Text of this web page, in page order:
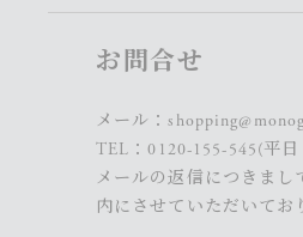
お問合せ
メール：
TEL：0120-155-545(平
メールの返信につきまし
内にさせていただいてお